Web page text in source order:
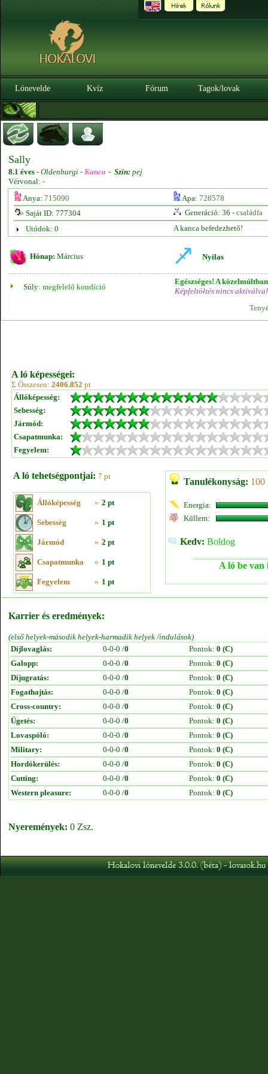
Lónevelde Kvíz Fórum Tagok/lovak
Sally
8.1 éves - Oldenburgi - Kanca - Szín: pej
Vérvonal: -
Anya: 715090 Apa: 728578
Saját ID: 777304
Generáció: 36 - családfa
Utódok: 0
A kanca befedezhető!
Hónap: Március Nyilas
Súly: megfelelő kondíció
Egészséges! A
Képfeltöltés nincs aktiválva!
A ló képességei:
Σ Összesen: 2406.852 pt
Állóképesség:
Sebesség:
Jármód:
Csapatmunka:
Fegyelem:
A ló tehetségpontjai: 7 pt
Állóképesség » 2 pt
Sebesség » 1 pt
Jármód » 2 pt
Csapatmunka » 1 pt
Fegyelem » 1 pt
Tanulékonyság: 100
Energia:
Küllem:
Kedv: Boldog
A ló be van
Karrier és eredmények:
(első helyek-második helyek-harmadik helyek /indulások)
Díjlovaglás:
0-0-0 /0 Pontok: 0 (C)
Galopp:
0-0-0 /0 Pontok: 0 (C)
Díjugratás:
0-0-0 /0 Pontok: 0 (C)
Fogathajtás:
0-0-0 /0 Pontok: 0 (C)
Cross-country:
0-0-0 /0 Pontok: 0 (C)
Ügetés:
0-0-0 /0 Pontok: 0 (C)
Lovaspóló:
0-0-0 /0 Pontok: 0 (C)
Military:
0-0-0 /0 Pontok: 0 (C)
Hordókerülés:
0-0-0 /0 Pontok: 0 (C)
Cutting:
0-0-0 /0 Pontok: 0 (C)
Western pleasure:
0-0-0 /0 Pontok: 0 (C)
Nyeremények: 0 Zsz.